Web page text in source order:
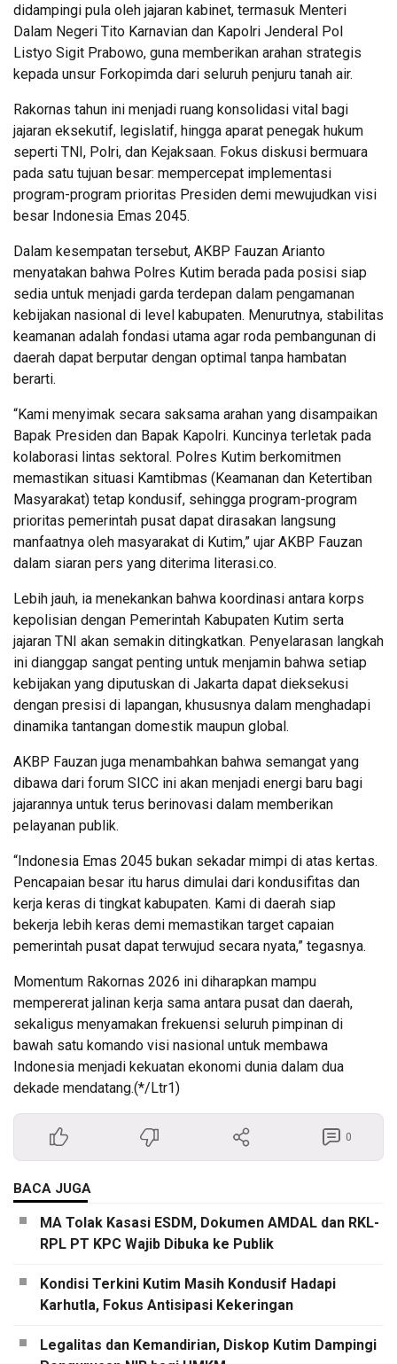
didampingi pula oleh jajaran kabinet, termasuk Menteri
Dalam Negeri Tito Karnavian dan Kapolri Jenderal Pol
Listyo Sigit Prabowo, guna memberikan arahan strategis
kepada unsur Forkopimda dari seluruh penjuru tanah air.
Rakornas tahun ini menjadi ruang konsolidasi vital bagi
jajaran eksekutif, legislatif, hingga aparat penegak hukum
seperti TNI, Polri, dan Kejaksaan. Fokus diskusi bermuara
pada satu tujuan besar: mempercepat implementasi
program-program prioritas Presiden demi mewujudkan visi
besar Indonesia Emas 2045.
Dalam kesempatan tersebut, AKBP Fauzan Arianto
menyatakan bahwa Polres Kutim berada pada posisi siap
sedia untuk menjadi garda terdepan dalam pengamanan
kebijakan nasional di level kabupaten. Menurutnya, stabilitas
keamanan adalah fondasi utama agar roda pembangunan di
daerah dapat berputar dengan optimal tanpa hambatan
berarti.
“Kami menyimak secara saksama arahan yang disampaikan
Bapak Presiden dan Bapak Kapolri. Kuncinya terletak pada
kolaborasi lintas sektoral. Polres Kutim berkomitmen
memastikan situasi Kamtibmas (Keamanan dan Ketertiban
Masyarakat) tetap kondusif, sehingga program-program
prioritas pemerintah pusat dapat dirasakan langsung
manfaatnya oleh masyarakat di Kutim,” ujar AKBP Fauzan
dalam siaran pers yang diterima literasi.co.
Lebih jauh, ia menekankan bahwa koordinasi antara korps
kepolisian dengan Pemerintah Kabupaten Kutim serta
jajaran TNI akan semakin ditingkatkan. Penyelarasan langkah
ini dianggap sangat penting untuk menjamin bahwa setiap
kebijakan yang diputuskan di Jakarta dapat dieksekusi
dengan presisi di lapangan, khususnya dalam menghadapi
dinamika tantangan domestik maupun global.
AKBP Fauzan juga menambahkan bahwa semangat yang
dibawa dari forum SICC ini akan menjadi energi baru bagi
jajarannya untuk terus berinovasi dalam memberikan
pelayanan publik.
“Indonesia Emas 2045 bukan sekadar mimpi di atas kertas.
Pencapaian besar itu harus dimulai dari kondusifitas dan
kerja keras di tingkat kabupaten. Kami di daerah siap
bekerja lebih keras demi memastikan target capaian
pemerintah pusat dapat terwujud secara nyata,” tegasnya.
Momentum Rakornas 2026 ini diharapkan mampu
mempererat jalinan kerja sama antara pusat dan daerah,
sekaligus menyamakan frekuensi seluruh pimpinan di
bawah satu komando visi nasional untuk membawa
Indonesia menjadi kekuatan ekonomi dunia dalam dua
dekade mendatang.(*/Ltr1)
0
BACA JUGA
MA Tolak Kasasi ESDM, Dokumen AMDAL dan RKL-
RPL PT KPC Wajib Dibuka ke Publik
Kondisi Terkini Kutim Masih Kondusif Hadapi
Karhutla, Fokus Antisipasi Kekeringan
Legalitas dan Kemandirian, Diskop Kutim Dampingi